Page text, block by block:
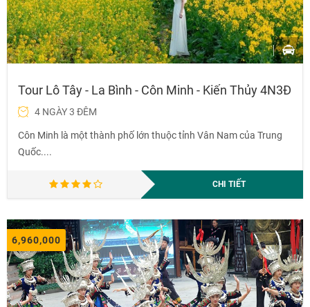
Tour Lô Tây - La Bình - Côn Minh - Kiến Thủy 4N3Đ
4 NGÀY 3 ĐÊM
Côn Minh là một thành phố lớn thuộc tỉnh Vân Nam của Trung
Quốc....
CHI TIẾT
6,960,000